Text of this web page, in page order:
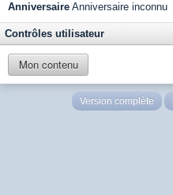
Anniversaire Anniversaire inconnu
Contrôles utilisateur
Mon contenu
Version complète